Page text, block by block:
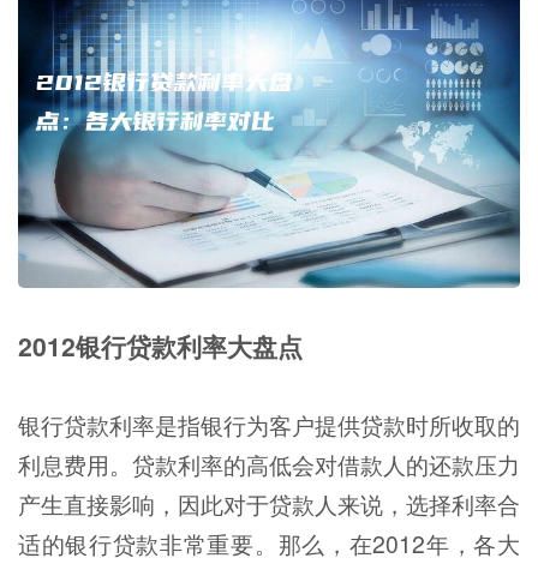
2012银行贷款利率大盘点
银行贷款利率是指银行为客户提供贷款时所收取的
利息费用。贷款利率的高低会对借款人的还款压力
产生直接影响，因此对于贷款人来说，选择利率合
适的银行贷款非常重要。那么，在2012年，各大